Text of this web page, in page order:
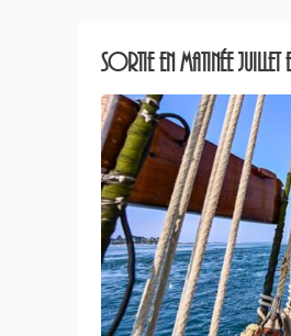
Sortie en matinée